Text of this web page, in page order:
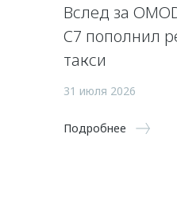
Вслед за
C7 пополнил
такси
31 июля 2026
Подробнее